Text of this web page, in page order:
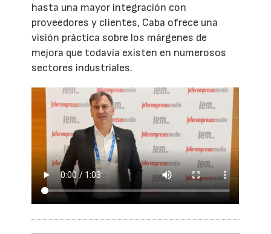
hasta una mayor integración con
proveedores y clientes, Caba ofrece una
visión práctica sobre los márgenes de
mejora que todavía existen en numerosos
sectores industriales.